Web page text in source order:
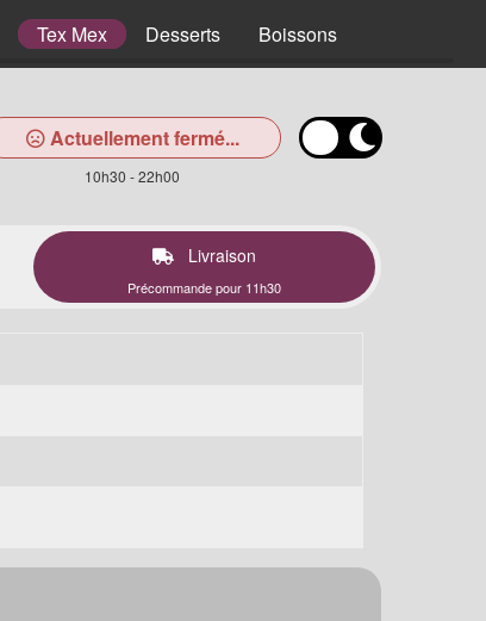
Tex Mex Desserts Boissons
Actuellement fermé...
10h30 - 22h00
Livraison
Précommande pour 11h30